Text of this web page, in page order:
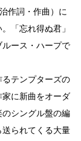
作詞・作曲）に
「忘れ得ぬ君」
ース・ハープで
テンプターズの
に新曲をオーダ
シングル盤の編
られてくる大量